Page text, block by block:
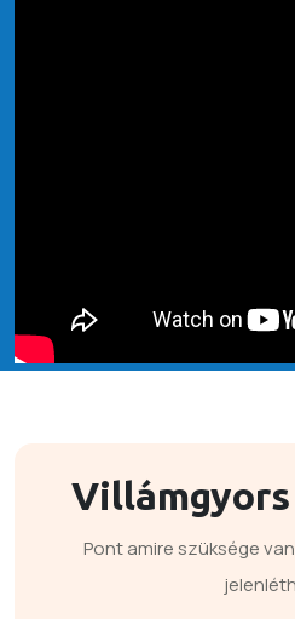
Villámgyors
Pont amire szüksége